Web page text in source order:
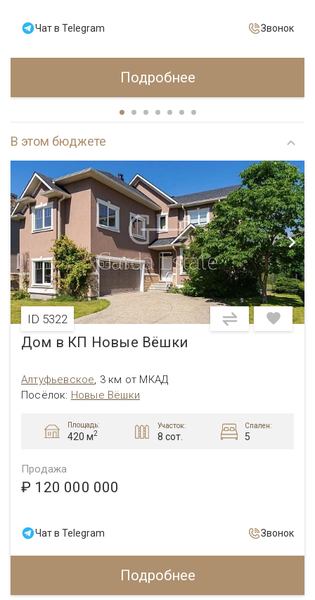
Чат в Telegram Звонок
Подробнее
В этом бюджете
ID 5322
Дом в КП Новые Вёшки
Алтуфьевcкое, 3 км от МКАД
Посёлок: Новые Вёшки
Площадь:
420 м2
Участок:
8 сот.
Спален:
5
Продажа
₽ 120 000 000
Чат в Telegram Звонок
Подробнее